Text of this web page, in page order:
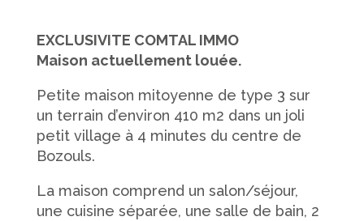
EXCLUSIVITE COMTAL IMMO
Maison actuellement louée.
Petite maison mitoyenne de type 3 sur
un terrain d’environ 410 m2 dans un joli
petit village à 4 minutes du centre de
Bozouls.
La maison comprend un salon/séjour,
une cuisine séparée, une salle de bain, 2